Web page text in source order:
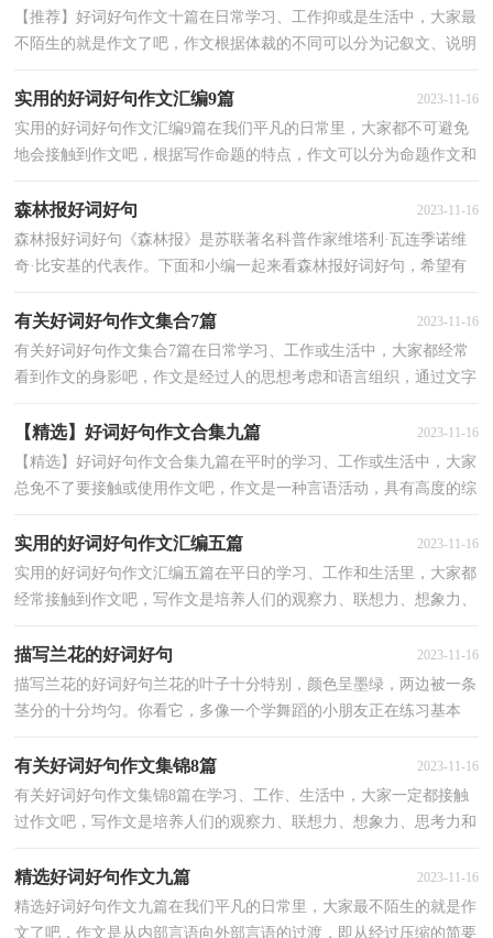
【推荐】好词好句作文十篇在日常学习、工作抑或是生活中，大家最
不陌生的就是作文了吧，作文根据体裁的不同可以分为记叙文、说明
实用的好词好句作文汇编9篇 2023-11-16
实用的好词好句作文汇编9篇在我们平凡的日常里，大家都不可避免
地会接触到作文吧，根据写作命题的特点，作文可以分为命题作文和
森林报好词好句 2023-11-16
森林报好词好句《森林报》是苏联著名科普作家维塔利·瓦连季诺维
奇·比安基的代表作。下面和小编一起来看森林报好词好句，希望有
有关好词好句作文集合7篇 2023-11-16
有关好词好句作文集合7篇在日常学习、工作或生活中，大家都经常
看到作文的身影吧，作文是经过人的思想考虑和语言组织，通过文字
【精选】好词好句作文合集九篇 2023-11-16
【精选】好词好句作文合集九篇在平时的学习、工作或生活中，大家
总免不了要接触或使用作文吧，作文是一种言语活动，具有高度的综
实用的好词好句作文汇编五篇 2023-11-16
实用的好词好句作文汇编五篇在平日的学习、工作和生活里，大家都
经常接触到作文吧，写作文是培养人们的观察力、联想力、想象力、
描写兰花的好词好句 2023-11-16
描写兰花的好词好句兰花的叶子十分特别，颜色呈墨绿，两边被一条
茎分的十分均匀。你看它，多像一个学舞蹈的小朋友正在练习基本
有关好词好句作文集锦8篇 2023-11-16
有关好词好句作文集锦8篇在学习、工作、生活中，大家一定都接触
过作文吧，写作文是培养人们的观察力、联想力、想象力、思考力和
精选好词好句作文九篇 2023-11-16
精选好词好句作文九篇在我们平凡的日常里，大家最不陌生的就是作
文了吧，作文是从内部言语向外部言语的过渡，即从经过压缩的简要